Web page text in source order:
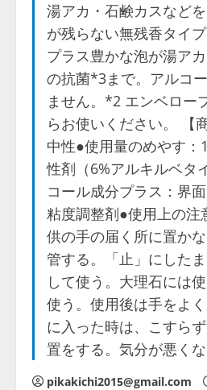
湯アカ・石鹸カスなど
が残らない無残香タイ
プラス豊かな泡が湯ア
の抗菌*3まで。アルコ
ません。*2 エンベロー
らお使いください。 【
中性●使用量のめやす
性剤（6%アルキルベタ
コール成分プラス：界
粘度調整剤●使用上の注
供の手の届く所に置か
管する。「止」にした
して使う。大理石には
使う。使用後は手をよ
に入った時は、こすら
置をする。気分が悪く
pikakichi2015@gmail.com